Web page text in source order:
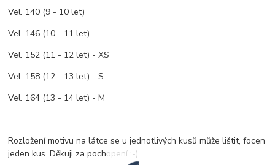
Vel. 140 (9 - 10 let)
Vel. 146 (10 - 11 let)
Vel. 152 (11 - 12 let) - XS
Vel. 158 (12 - 13 let) - S
Vel. 164 (13 - 14 let) - M
Rozložení motivu na látce se u jednotlivých kusů může lištit, focen
jeden kus. Děkuji za pochopení :-)